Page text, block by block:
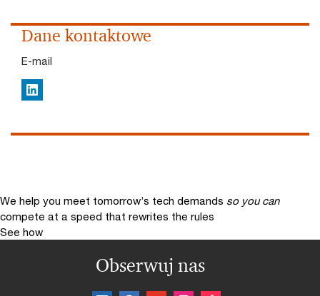
Dane kontaktowe
E-mail
LinkedIn
We help you meet tomorrow’s tech demands so you can
compete at a speed that rewrites the rules
See how
Obserwuj nas